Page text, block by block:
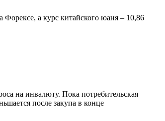
Форексе, а курс китайского юаня – 10,86
на инвалюту. Пока потребительская
после закупа в конце